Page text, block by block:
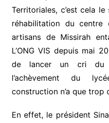
Territoriales, c’est cela
réhabilitation du centre
artisans de Missirah
L’ONG VIS depuis mai
de lancer un cri du
l’achèvement du
construction n’a que trop
En effet, le président